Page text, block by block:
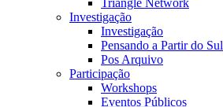
Triangle Network
Investigação
Investigação
Pensando a Partir do Sul
Pos Arquivo
Participação
Workshops
Eventos Públicos